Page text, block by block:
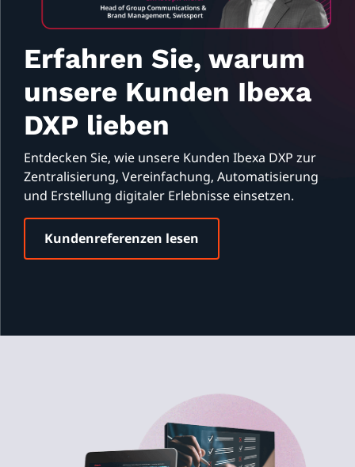
Erfahren Sie, warum
unsere Kunden Ibexa
DXP lieben
Entdecken Sie, wie unsere Kunden Ibexa DXP zur
Zentralisierung, Vereinfachung, Automatisierung
und Erstellung digitaler Erlebnisse einsetzen.
Kundenreferenzen lesen